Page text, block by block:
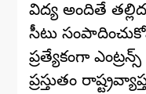
విద్య అందితే
సీటు
ప్రత్యేకంగా
ప్రస్తుతం